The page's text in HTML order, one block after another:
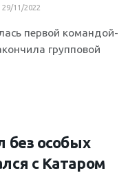
29/11/2022
первой командой-
групповой
без особых
с Катаром